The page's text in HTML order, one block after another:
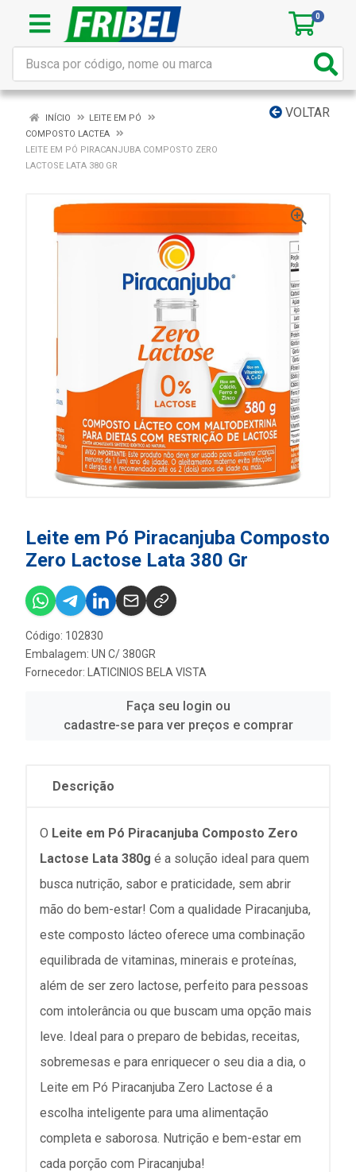
0
VOLTAR
INÍCIO
LEITE EM PÓ
COMPOSTO LACTEA
LEITE EM PÓ PIRACANJUBA COMPOSTO ZERO
LACTOSE LATA 380 GR
Leite em Pó Piracanjuba Composto
Zero Lactose Lata 380 Gr
Código: 102830
Embalagem: UN C/ 380GR
Fornecedor:
LATICINIOS BELA VISTA
Faça seu login ou
cadastre-se para ver preços e comprar
Descrição
O Leite em Pó Piracanjuba Composto Zero
Lactose Lata 380g é a solução ideal para quem
busca nutrição, sabor e praticidade, sem abrir
mão do bem-estar! Com a qualidade Piracanjuba,
este composto lácteo oferece uma combinação
equilibrada de vitaminas, minerais e proteínas,
além de ser zero lactose, perfeito para pessoas
com intolerância ou que buscam uma opção mais
leve. Ideal para o preparo de bebidas, receitas,
sobremesas e para enriquecer o seu dia a dia, o
Leite em Pó Piracanjuba Zero Lactose é a
escolha inteligente para uma alimentação
completa e saborosa. Nutrição e bem-estar em
cada porção com Piracanjuba!